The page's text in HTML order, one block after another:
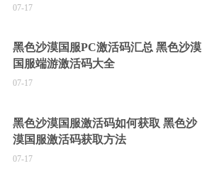
07-17
黑色沙漠国服PC激活码汇总 黑色沙漠
国服端游激活码大全
07-17
黑色沙漠国服激活码如何获取 黑色沙
漠国服激活码获取方法
07-17